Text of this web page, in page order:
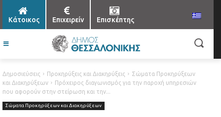
Κάτοικος Επιχειρείν Επισκέπτης
Δημοσιεύσεις Προκηρύξεις και Διακηρύξεις
Σώματα Προκηρύξεων
και Διακηρύξεων
Πρόχειρος διαγωνισμός για την παροχή υπηρεσιών
που αφορούν στην στείρωση και την...
Σώματα Προκηρύξεων και Διακηρύξεων